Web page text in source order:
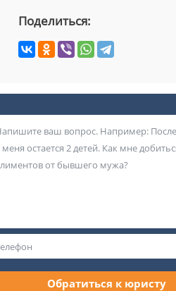
Поделиться:
Обратиться к юристу